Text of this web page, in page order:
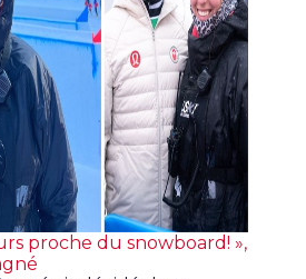
proche du snowboard! »,